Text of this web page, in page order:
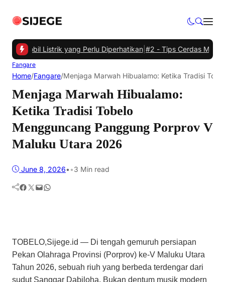
Mobil Listrik yang Perlu Diperhatikan|#2 -Tips Cerdas
Fangare
Home/Fangare/Menjaga Marwah Hibualamo: Ketika Tradisi
Menjaga Marwah Hibualamo:
Ketika Tradisi Tobelo
Mengguncang Panggung Porprov V
Maluku Utara 2026
June 8, 2026• •3 Min read
Facebook Twitter Mail WhatsApp
TOBELO,Sijege.id — Di tengah gemuruh persiapan
Pekan Olahraga Provinsi (Porprov) ke-V Maluku Utara
Tahun 2026, sebuah riuh yang berbeda terdengar dari
sudut Sanggar Dabiloha. Bukan dentum musik modern